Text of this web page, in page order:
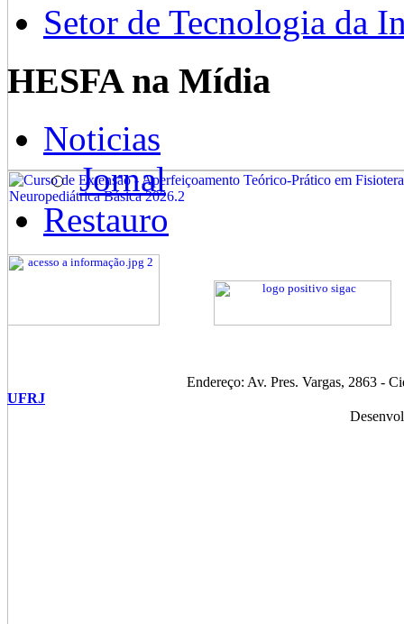
Setor de Tecnologia da
HESFA na Mídia
Noticias
Jornal
Restauro
Endereço: Av. Pres. Vargas, 2863 -
UFRJ